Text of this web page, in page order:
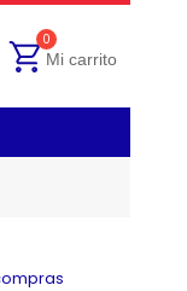
0
Mi carrito